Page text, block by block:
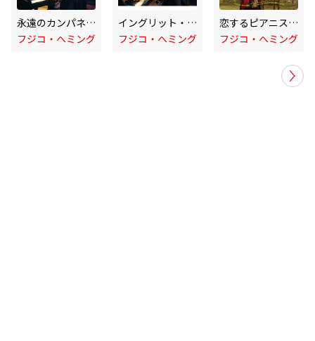
永遠のカンパネラ～フジコ・ヘミング・ベスト
フジコ・ヘミング
イングリット・フジコ・ヘミングCD選集
フジコ・ヘミング
恋するピアニスト フジコ・ヘミング (オリジナル・サウンドトラック ～COLORS 2 / Live)
フジコ・ヘミング